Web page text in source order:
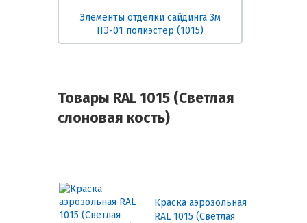
Элементы отделки сайдинга 3м
ПЭ-01 полиэстер (1015)
Товары RAL 1015 (Светлая
слоновая кость)
Краска аэрозольная
RAL 1015 (Светлая